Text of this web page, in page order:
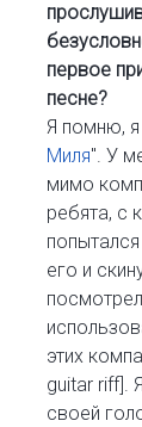
первое
песне?
Я помню,
Миля". У
мимо
ребята, с
его и
этих
guitar riff].
своей